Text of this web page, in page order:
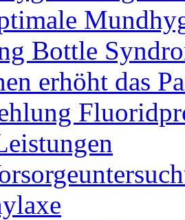
Bottle
erhöht das